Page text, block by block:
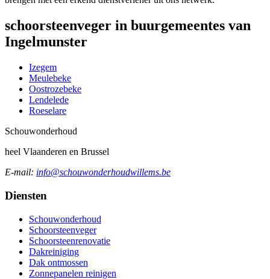
schoorsteenveger in buurgemeentes van
Ingelmunster
Izegem
Meulebeke
Oostrozebeke
Lendelede
Roeselare
Schouwonderhoud
heel Vlaanderen en Brussel
E-mail: info@schouwonderhoudwillems.be
Diensten
Schouwonderhoud
Schoorsteenveger
Schoorsteenrenovatie
Dakreiniging
Dak ontmossen
Zonnepanelen reinigen